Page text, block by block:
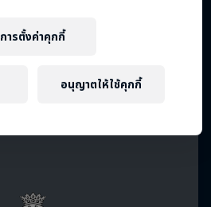
การตั้งค่าคุกกี้
อนุญาตให้ใช้คุกกี้